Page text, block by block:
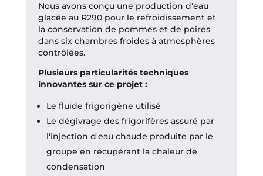
Nous avons conçu une production d'eau
glacée au R290 pour le refroidissement et
la conservation de pommes et de poires
dans six chambres froides à atmosphères
contrôlées.
Plusieurs particularités techniques
innovantes sur ce projet :
Le fluide frigorigène utilisé
Le dégivrage des frigorifères assuré par
l'injection d'eau chaude produite par le
groupe en récupérant la chaleur de
condensation